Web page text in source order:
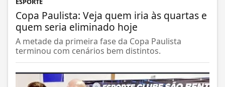
Copa Paulista: Veja quem iria às quartas e
quem seria eliminado hoje
A metade da primeira fase da Copa Paulista
terminou com cenários bem distintos.